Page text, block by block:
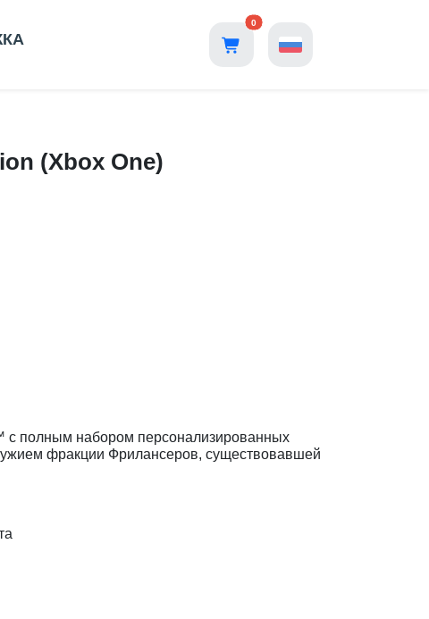
0
(Xbox One)
с полным набором персонализированных
фракции Фрилансеров, существовавшей